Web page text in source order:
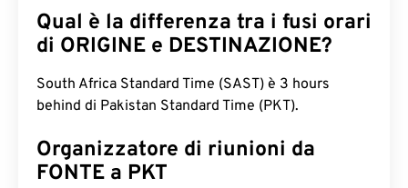
Qual è la differenza tra i fusi orari
di ORIGINE e DESTINAZIONE?
South Africa Standard Time (SAST) è 3 hours
behind di Pakistan Standard Time (PKT).
Organizzatore di riunioni da
FONTE a PKT